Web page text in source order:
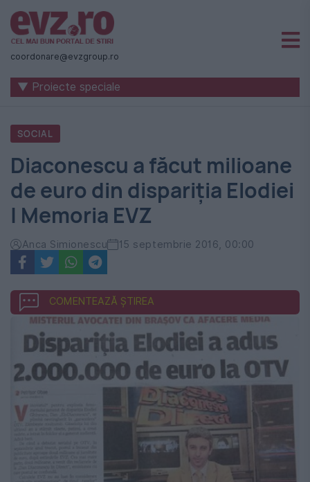
Știri
naționale
internaționale
România
-
Evenimentul
Zilei
coordonare@evzgroup.ro
▼ Proiecte speciale
SOCIAL
Diaconescu a făcut milioane
de euro din dispariția Elodiei
| Memoria EVZ
Anca Simionescu 15 septembrie 2016, 00:00
COMENTEAZĂ ȘTIREA